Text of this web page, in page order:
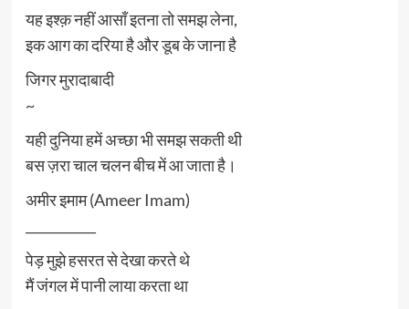
यह इश्क़ नहीं आसाँ इतना तो समझ लेना,
इक आग का दरिया है और डूब के जाना है
जिगर मुरादाबादी
~
यही दुनिया हमें अच्छा भी समझ सकती थी
बस ज़रा चाल चलन बीच में आ जाता है।
अमीर इमाम (Ameer Imam)
पेड़ मुझे हसरत से देखा करते थे
मैं जंगल में पानी लाया करता था